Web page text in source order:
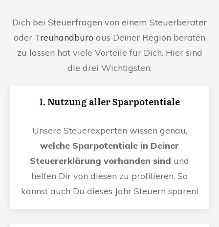
Dich bei Steuerfragen von einem Steuerberater
oder Treuhandbüro aus Deiner Region beraten
zu lassen hat viele Vorteile für Dich. Hier sind
die drei Wichtigsten:
1. Nutzung aller Sparpotentiale
Unsere Steuerexperten wissen genau,
welche Sparpotentiale in Deiner
Steuererklärung vorhanden sind und
helfen Dir von diesen zu profitieren. So
kannst auch Du dieses Jahr Steuern sparen!